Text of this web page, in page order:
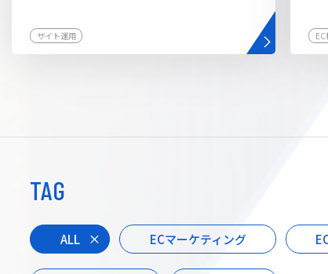
サイト運用
TAG
ALL ECマーケティング